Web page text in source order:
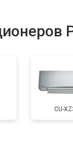
CU-